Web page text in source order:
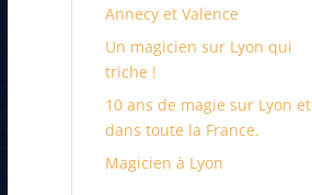
Annecy et Valence
Un magicien sur Lyon qui
triche !
10 ans de magie sur Lyon et
dans toute la France.
Magicien à Lyon